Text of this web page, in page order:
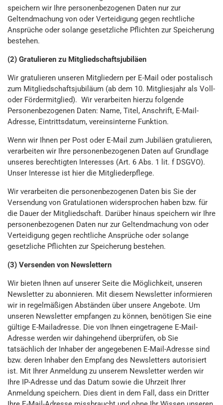
speichern wir Ihre personenbezogenen Daten nur zur
Geltendmachung von oder Verteidigung gegen rechtliche
Ansprüche oder solange gesetzliche Pflichten zur Speicherung
bestehen.
(2) Gratulieren zu Mitgliedschaftsjubiläen
Wir gratulieren unseren Mitgliedern per E-Mail oder postalisch
zum Mitgliedschaftsjubiläum (ab dem 10. Mitgliesjahr als Voll-
oder Fördermitglied). Wir verarbeiten hierzu folgende
Personenbezogenen Daten: Name, Titel, Anschrift, E-Mail-
Adresse, Eintrittsdatum, vereinsinterne Funktion.
Wenn wir Ihnen per Post oder E-Mail zum Jubiläen gratulieren,
verarbeiten wir Ihre personenbezogenen Daten auf Grundlage
unseres berechtigten Interesses (Art. 6 Abs. 1 lit. f DSGVO).
Unser Interesse ist hier die Mitgliederpflege.
Wir verarbeiten die personenbezogenen Daten bis Sie der
Versendung von Gratulationen widersprochen haben bzw. für
die Dauer der Mitgliedschaft. Darüber hinaus speichern wir Ihre
personenbezogenen Daten nur zur Geltendmachung von oder
Verteidigung gegen rechtliche Ansprüche oder solange
gesetzliche Pflichten zur Speicherung bestehen.
(3) Versenden von Newslettern
Wir bieten Ihnen auf unserer Seite die Möglichkeit, unseren
Newsletter zu abonnieren. Mit diesem Newsletter informieren
wir in regelmäßigen Abständen über unsere Angebote. Um
unseren Newsletter empfangen zu können, benötigen Sie eine
gültige E-Mailadresse. Die von Ihnen eingetragene E-Mail-
Adresse werden wir dahingehend überprüfen, ob Sie
tatsächlich der Inhaber der angegebenen E-Mail-Adresse sind
bzw. deren Inhaber den Empfang des Newsletters autorisiert
ist. Mit Ihrer Anmeldung zu unserem Newsletter werden wir
Ihre IP-Adresse und das Datum sowie die Uhrzeit Ihrer
Anmeldung speichern. Dies dient in dem Fall, dass ein Dritter